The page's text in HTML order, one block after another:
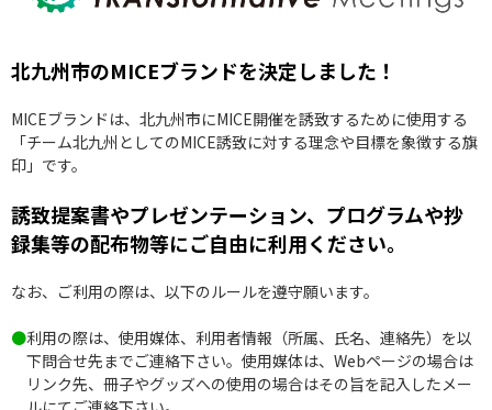
北九州市のMICEブランドを決定しました！
MICEブランドは、北九州市にMICE開催を誘致するために使用する
「チーム北九州としてのMICE誘致に対する理念や目標を象徴する旗
印」です。
誘致提案書やプレゼンテーション、プログラムや抄
録集等の配布物等にご自由に利用ください。
なお、ご利用の際は、以下のルールを遵守願います。
●利用の際は、使用媒体、利用者情報（所属、氏名、連絡先）を以
下問合せ先までご連絡下さい。使用媒体は、Webページの場合は
リンク先、冊子やグッズへの使用の場合はその旨を記入したメー